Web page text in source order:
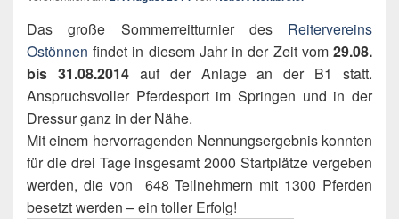
Das große Sommerreitturnier des Reitervereins
Ostönnen findet in diesem Jahr in der Zeit vom 29.08.
bis 31.08.2014auf der Anlage an der B1 statt.
Anspruchsvoller Pferdesport im Springen und in der
Dressur ganz in der Nähe.
Mit einem hervorragenden Nennungsergebnis konnten
für die drei Tage insgesamt 2000 Startplätze vergeben
werden, die von 648 Teilnehmern mit 1300 Pferden
besetzt werden – ein toller Erfolg!